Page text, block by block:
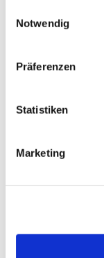
Notwendig
Präferenzen
Statistiken
Marketing